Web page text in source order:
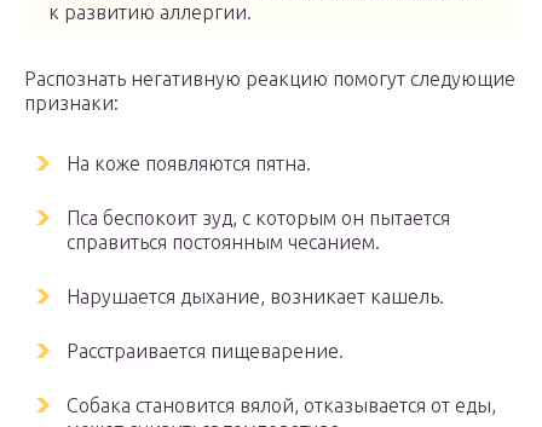
к развитию аллергии.
Распознать негативную реакцию помогут следующие
признаки:
На коже появляются пятна.
Пса беспокоит зуд, с которым он пытается
справиться постоянным чесанием.
Нарушается дыхание, возникает кашель.
Расстраивается пищеварение.
Собака становится вялой, отказывается от еды,